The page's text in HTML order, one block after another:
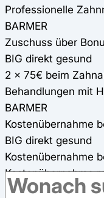
Professionelle
BARMER
Zuschuss über
BIG direkt gesund
2 x 75€ beim
Behandlungen mit
BARMER
Kostenübernahme
BIG direkt gesund
Kostenübernahme
Kostenübernahme
BARMER